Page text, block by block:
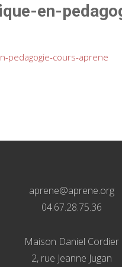
en-
pedagogie-cours-aprene
aprene@aprene.org
04.67.28.75.36
Maison Daniel Cordier
2, rue Jeanne Jugan